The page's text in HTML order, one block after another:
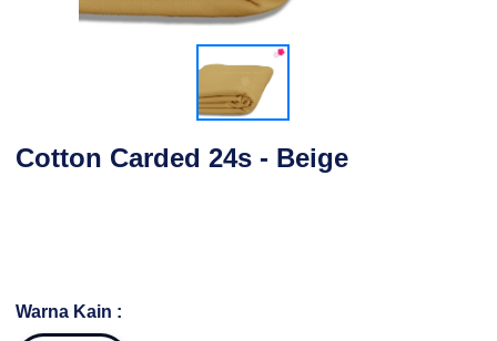
Cotton Carded 24s - Beige
Warna Kain :